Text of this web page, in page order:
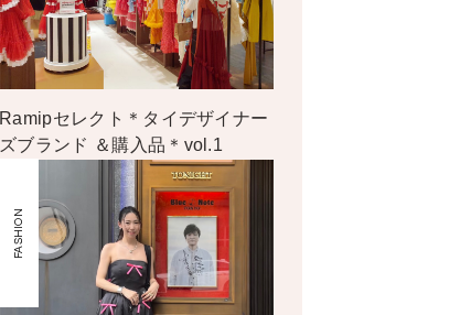
Ramipセレクト＊タイデザイナー
ズブランド ＆購入品＊vol.1
FASHION